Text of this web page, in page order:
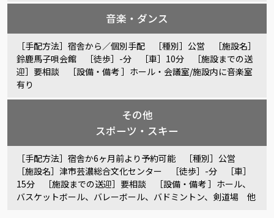
音楽・ダンス
［手配方法］宿舎から／個別手配 ［種別］公営 ［施設名］
鈴鹿馬子唄会館 ［徒歩］-分 ［車］10分 ［施設までの送
迎］要相談 ［設備・備考 ］ホール・会議室/施設内に音楽室
有り
その他
スポーツ・スキー
［手配方法］宿舎か6ヶ月前より予約可能 ［種別］公営
［施設名］津市芸濃総合文化センター ［徒歩］-分 ［車］
15分 ［施設までの送迎］要相談 ［設備・備考 ］ホール、
バスケットボール、バレーボール、バドミントン、剣道場 他